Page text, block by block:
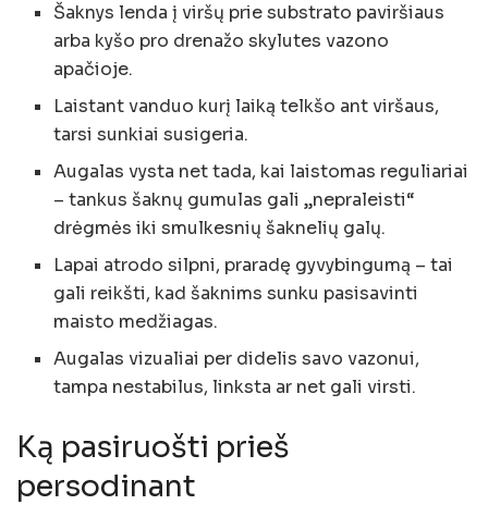
Šaknys lenda į viršų prie substrato paviršiaus
arba kyšo pro drenažo skylutes vazono
apačioje.
Laistant vanduo kurį laiką telkšo ant viršaus,
tarsi sunkiai susigeria.
Augalas vysta net tada, kai laistomas reguliariai
– tankus šaknų gumulas gali „nepraleisti“
drėgmės iki smulkesnių šaknelių galų.
Lapai atrodo silpni, praradę gyvybingumą – tai
gali reikšti, kad šaknims sunku pasisavinti
maisto medžiagas.
Augalas vizualiai per didelis savo vazonui,
tampa nestabilus, linksta ar net gali virsti.
Ką pasiruošti prieš
persodinant